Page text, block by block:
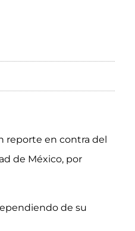
reporte en contra del
de México, por
de su